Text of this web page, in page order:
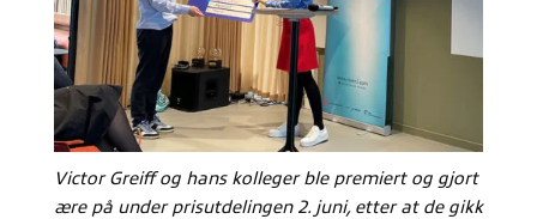
Victor Greiff og hans kolleger ble premiert og gjort
ære på under prisutdelingen 2. juni, etter at de gikk